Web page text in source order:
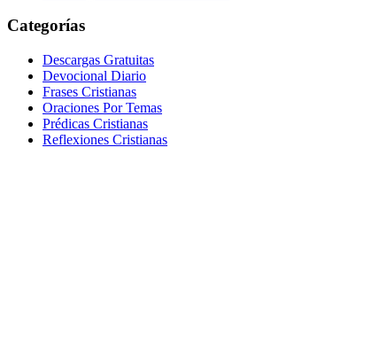
Categorías
Descargas Gratuitas
Devocional Diario
Frases Cristianas
Oraciones Por Temas
Prédicas Cristianas
Reflexiones Cristianas